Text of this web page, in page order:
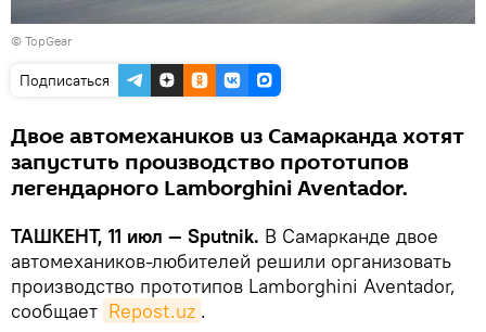
© TopGear
Подписаться
Двое автомехаников из Самарканда хотят
запустить производство прототипов
легендарного Lamborghini Aventador.
ТАШКЕНТ, 11 июл — Sputnik. В Самарканде двое
автомехаников-любителей решили организовать
производство прототипов Lamborghini Aventador,
сообщает Repost.uz .